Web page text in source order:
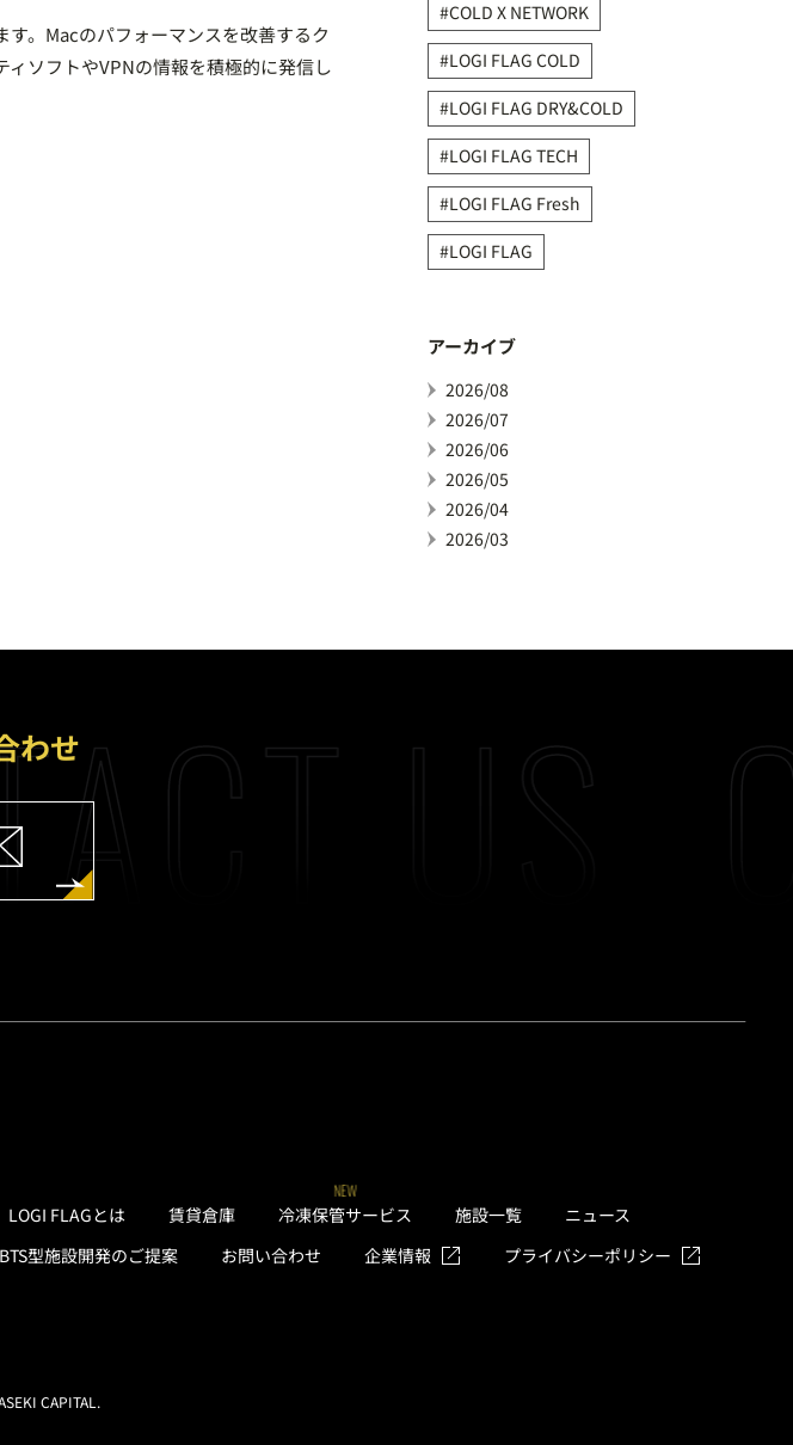
。Macのパフォーマンスを改善するク
ソフトやVPNの情報を積極的に発信し
COLD X NETWORK
LOGI FLAG COLD
LOGI FLAG DRY&COLD
LOGI FLAG TECH
LOGI FLAG Fresh
LOGI FLAG
アーカイブ
2026/08
2026/07
2026/06
2026/05
2026/04
2026/03
US
わせ
LOGI FLAGとは 賃貸倉庫
NEW
冷凍保管サービス 施設一覧
ニュース
型施設開発のご提案
お問い合わせ 企業情報 プライバシーポリシー
CAPITAL.